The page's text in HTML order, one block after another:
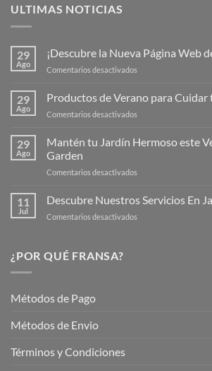
ULTIMAS NOTICIAS
29
Ago
¡Descubre la Nueva Página Web
Comentarios desactivados
Nueva
de
29
Ago
Productos de Verano para Cuidar
Comentarios desactivados
de
Verano
Plantas
29
Ago
Mantén tu Jardín Hermoso este
Garden
Comentarios desactivados
tu
Jardín
11
Jul
Descubre Nuestros Servicios En
Comentarios desactivados
¿POR QUÉ FRANSA?
Métodos de Pago
Métodos de Envio
Términos y Condiciones